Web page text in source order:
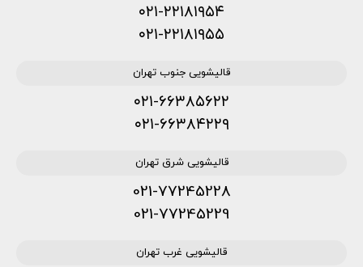
۰۲۱-۲۲۱۸۱۹۵۴
۰۲۱-۲۲۱۸۱۹۵۵
قالیشویی جنوب تهران
۰۲۱-۶۶۳۸۵۶۲۲
۰۲۱-۶۶۳۸۴۲۲۹
قالیشویی شرق تهران
021-77245228
021-77245229
قالیشویی غرب تهران